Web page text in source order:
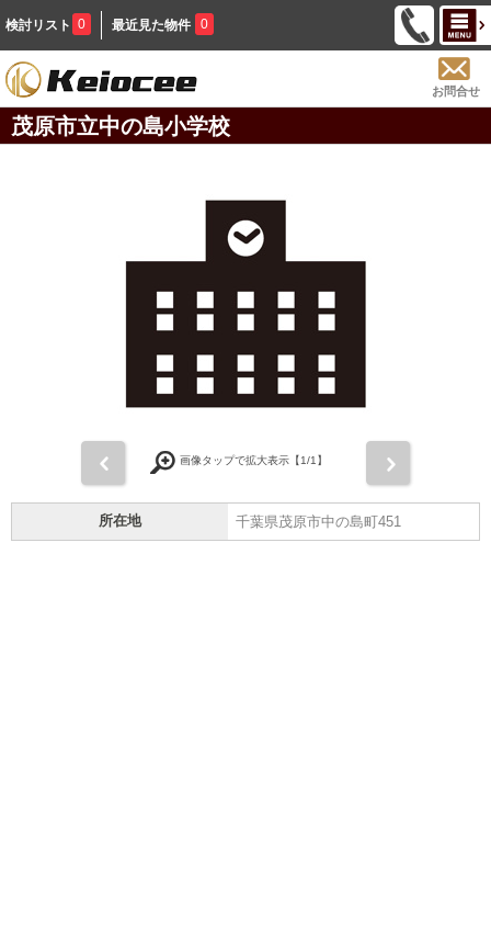
検討リスト 0 最近見た物件 0
お問合せ
茂原市立中の島小学校
画像タップで拡大表示【1/1】
所在地 千葉県茂原市中の島町451